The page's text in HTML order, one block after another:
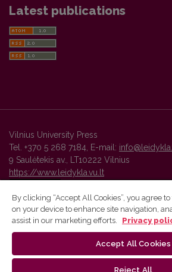
Latest publications
Vilnius University Press
Tel. +370 5 268 7184, E-mail:
9 Saulėtekis av., LT10222 Vilnius
https://www.leidykla.vu.lt
Vilnius University Press platform and
By clicking “Accept All Cookies”, you agree
on your device to enhance site navigation,
assist in our marketing efforts.
Privacy
Accept All Cookies
Reject All